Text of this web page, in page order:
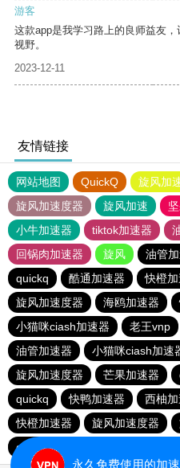
游客
这款app是我学习路上的良师益友
视野。
2023-12-11
友情链接
网站地图 QuickQ 旋风加
旋风加速度器
旋风加速
小牛加速器
tiktok加速器
回锅肉加速器
旋风 油管
quickq
酷通加速器 快橙
旋风加速度器
海鸥加速器
小猫咪ciash加速器
老王vnp
油管加速器
小猫咪ciash加速
旋风加速度器
芒果加速器
quickq
快鸭加速器 西柚
快橙加速器
旋风加速度器
quickq
永久免费使用的加